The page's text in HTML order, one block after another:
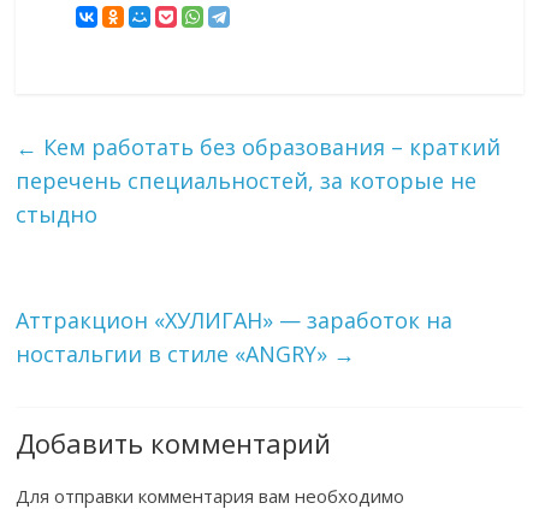
← Кем работать без образования – краткий
перечень специальностей, за которые не
стыдно
Аттракцион «ХУЛИГАН» — заработок на
ностальгии в стиле «ANGRY» →
Добавить комментарий
Для отправки комментария вам необходимо